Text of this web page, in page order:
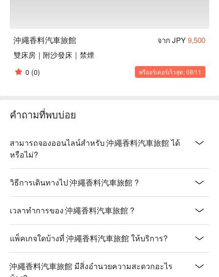
沖繩香料汽車旅館 จาก JPY9,500
雙床房｜附沙發床｜禁煙
0 (0) พรีออร์เดอร์เร็วสุด: 08/11
คำถามที่พบบ่อย
สามารถจองออนไลน์สำหรับ 沖繩香料汽車旅館 ได้
หรือไม่?
วิธีการเดินทางไป 沖繩香料汽車旅館 ?
เวลาทำการของ 沖繩香料汽車旅館 ?
แพ็คเกจใดบ้างที่ 沖繩香料汽車旅館 ให้บริการ?
沖繩香料汽車旅館 มีสิ่งอำนวยความสะดวกอะไร